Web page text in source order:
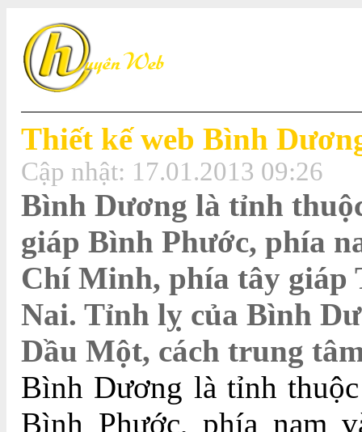
Thiết kế web Bình
Cập nhật: 17.01.2013 09:26
Bình Dương là tỉnh
giáp Bình Phước, phía
Chí Minh, phía tây giáp
Nai. Tỉnh lỵ của Bình
Dầu Một, cách trung
Bình Dương là tỉnh
Bình Phước, phía nam